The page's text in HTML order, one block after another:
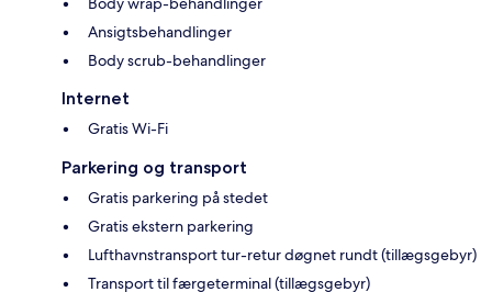
Ansigtsbehandlinger
Body scrub-behandlinger
Internet
Gratis Wi-Fi
Parkering og transport
Gratis parkering på stedet
Gratis ekstern parkering
Lufthavnstransport tur-retur døgnet rundt (tillægsgebyr)
Transport til færgeterminal (tillægsgebyr)